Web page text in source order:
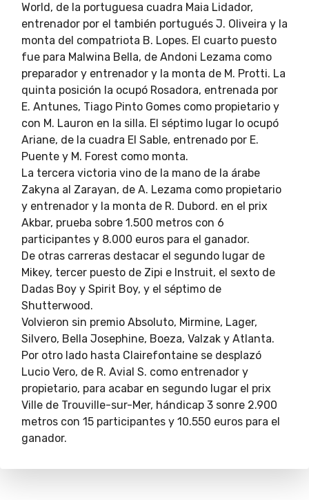
World, de la portuguesa cuadra Maia Lidador,
entrenador por el también portugués J. Oliveira y la
monta del compatriota B. Lopes. El cuarto puesto
fue para Malwina Bella, de Andoni Lezama como
preparador y entrenador y la monta de M. Protti. La
quinta posición la ocupó Rosadora, entrenada por
E. Antunes, Tiago Pinto Gomes como propietario y
con M. Lauron en la silla. El séptimo lugar lo ocupó
Ariane, de la cuadra El Sable, entrenado por E.
Puente y M. Forest como monta.
La tercera victoria vino de la mano de la árabe
Zakyna al Zarayan, de A. Lezama como propietario
y entrenador y la monta de R. Dubord. en el prix
Akbar, prueba sobre 1.500 metros con 6
participantes y 8.000 euros para el ganador.
De otras carreras destacar el segundo lugar de
Mikey, tercer puesto de Zipi e Instruit, el sexto de
Dadas Boy y Spirit Boy, y el séptimo de
Shutterwood.
Volvieron sin premio Absoluto, Mirmine, Lager,
Silvero, Bella Josephine, Boeza, Valzak y Atlanta.
Por otro lado hasta Clairefontaine se desplazó
Lucio Vero, de R. Avial S. como entrenador y
propietario, para acabar en segundo lugar el prix
Ville de Trouville-sur-Mer, hándicap 3 sonre 2.900
metros con 15 participantes y 10.550 euros para el
ganador.